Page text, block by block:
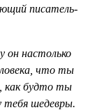
писатель-
он настолько
что ты
как будто ты
тебя шедевры.